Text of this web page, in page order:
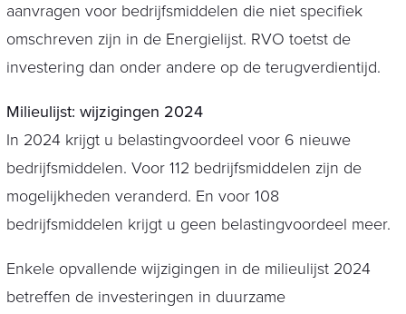
aanvragen voor bedrijfsmiddelen die niet specifiek
omschreven zijn in de Energielijst. RVO toetst de
investering dan onder andere op de terugverdientijd.
Milieulijst: wijzigingen 2024
In 2024 krijgt u belastingvoordeel voor 6 nieuwe
bedrijfsmiddelen. Voor 112 bedrijfsmiddelen zijn de
mogelijkheden veranderd. En voor 108
bedrijfsmiddelen krijgt u geen belastingvoordeel meer.
Enkele opvallende wijzigingen in de milieulijst 2024
betreffen de investeringen in duurzame